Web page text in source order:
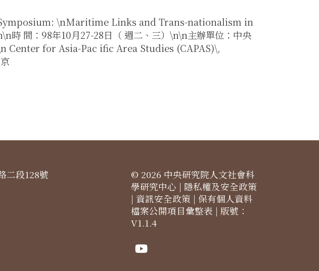
\nMaritime Links and Trans-nationalism in
間：98年10月27-28日（ 週二、三）\n\n主辦單位：中央
Center for Asia-Pac ific Area Studies (CAPAS)\,
二段128號
© 2026 中央研究院人文社會科
學研究中心 | 隱私權及安全政策
| 資訊安全政策 | 保有個人資料
檔案公開項目彙整表 | 版號：
V1.1.4
Youtube